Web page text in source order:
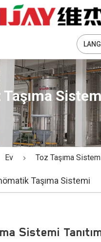
Taşıma
Ev Toz Taşıma
Taşıma Sistemi
Sistemi